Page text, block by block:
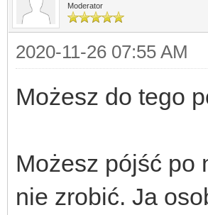
Moderator
2020-11-26 07:55 AM
Możesz do tego
Możesz pójść po
nie zrobić. Ja